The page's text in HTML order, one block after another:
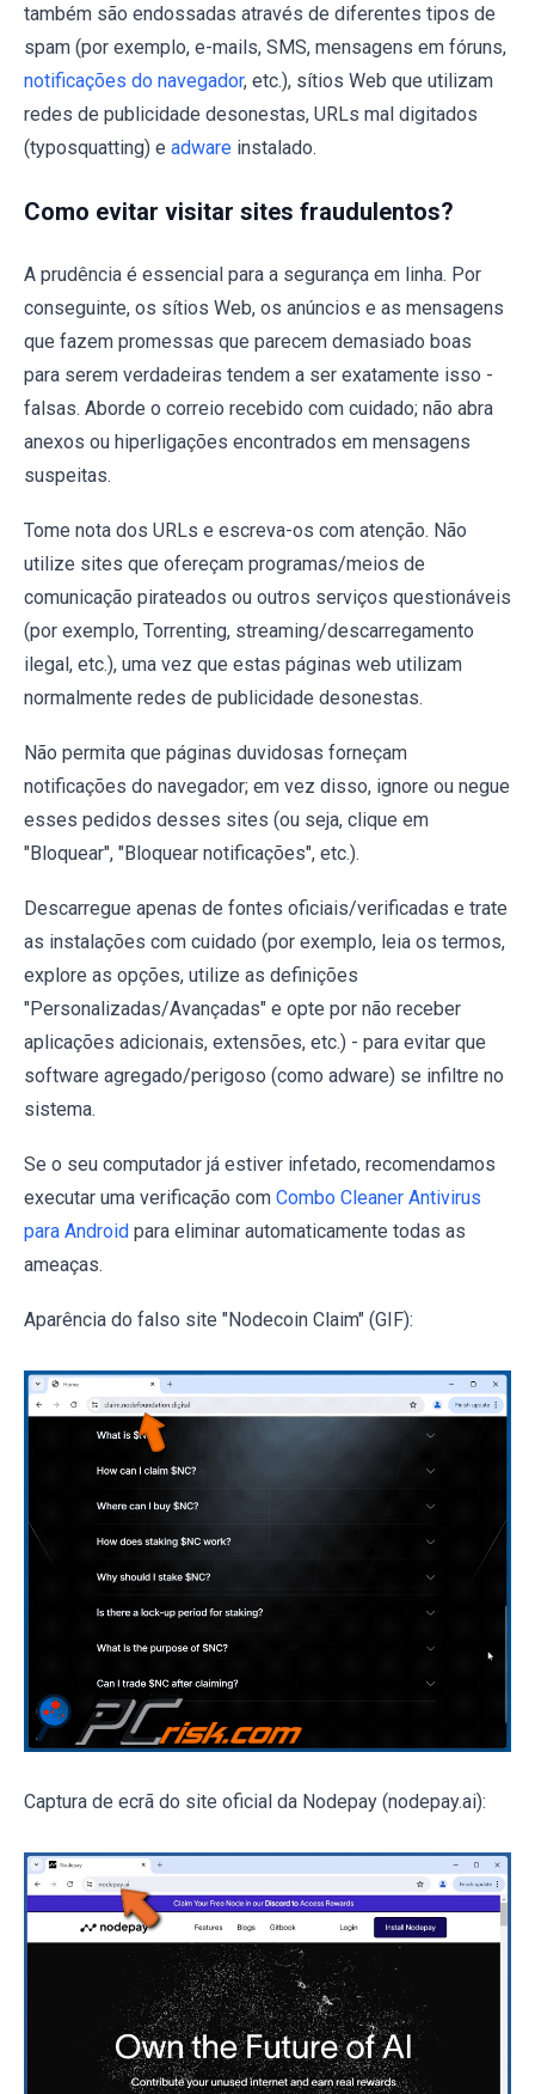
também são endossadas através de diferentes tipos de
spam (por exemplo, e-mails, SMS, mensagens em fóruns,
notificações do navegador, etc.), sítios Web que utilizam
redes de publicidade desonestas, URLs mal digitados
(typosquatting) e adware instalado.
Como evitar visitar sites fraudulentos?
A prudência é essencial para a segurança em linha. Por
conseguinte, os sítios Web, os anúncios e as mensagens
que fazem promessas que parecem demasiado boas
para serem verdadeiras tendem a ser exatamente isso -
falsas. Aborde o correio recebido com cuidado; não abra
anexos ou hiperligações encontrados em mensagens
suspeitas.
Tome nota dos URLs e escreva-os com atenção. Não
utilize sites que ofereçam programas/meios de
comunicação pirateados ou outros serviços questionáveis
(por exemplo, Torrenting, streaming/descarregamento
ilegal, etc.), uma vez que estas páginas web utilizam
normalmente redes de publicidade desonestas.
Não permita que páginas duvidosas forneçam
notificações do navegador; em vez disso, ignore ou negue
esses pedidos desses sites (ou seja, clique em
"Bloquear", "Bloquear notificações", etc.).
Descarregue apenas de fontes oficiais/verificadas e trate
as instalações com cuidado (por exemplo, leia os termos,
explore as opções, utilize as definições
"Personalizadas/Avançadas" e opte por não receber
aplicações adicionais, extensões, etc.) - para evitar que
software agregado/perigoso (como adware) se infiltre no
sistema.
Se o seu computador já estiver infetado, recomendamos
executar uma verificação com Combo Cleaner Antivirus
para Android para eliminar automaticamente todas as
ameaças.
Aparência do falso site "Nodecoin Claim" (GIF):
Captura de ecrã do site oficial da Nodepay (nodepay.ai):